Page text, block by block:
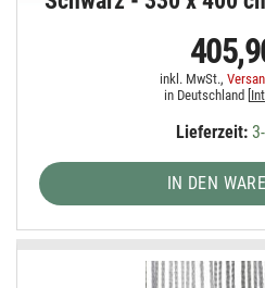
inkl. MwSt.,
in Deutschland [
Lieferzeit:3-
IN DEN